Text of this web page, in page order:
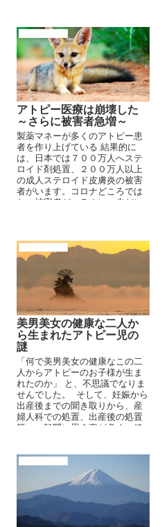
アトピー医療は崩壊した
～さらに被害者急増～
製薬マネーが多くのアトピー患
者を作り上げている 結果的に
は、日本では７００万人へステ
ロイド剤処置、２００万人以上
の成人ステロイド皮膚炎の被害
者がいます。コロナどころでは
ない被害者がいるのに、未だに
らなのです。アトピー患者なん
てどうでもよいのです。痒がろ
うが痛がろうが眠れなかろうが
死のうが関係ないのです。
美男美女の健康な二人か
ら生まれたアトピー児の
謎
「何で美男美女の健康なこの二
人からアトピーのお子様が生ま
れたのか」 と、不思議でなりま
せんでした。 そして、妊娠から
出産後までの聞き取りから、産
婦人科での処置、出産後の処置
等々、疑問に思う事が多く、健